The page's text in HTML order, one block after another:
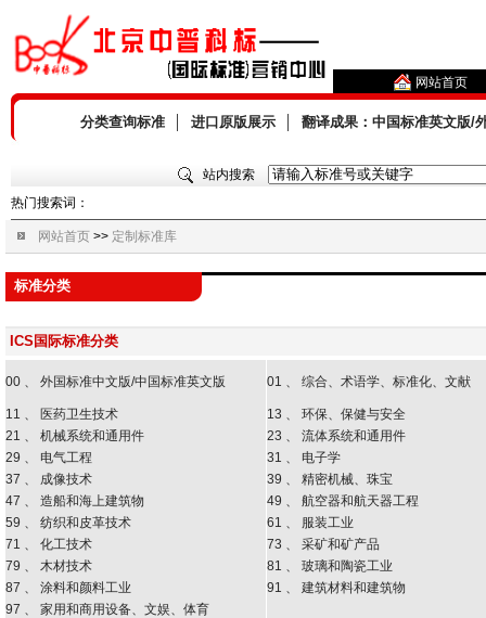
网站首页
分类查询标准 进口原版展示 翻译成果：中国标准英文版/
站内搜索
热门搜索词：
网站首页>> 定制标准库
标准分类
ICS国际标准分类
00 、 外国标准中文版/中国标准英文版 01 、 综合、术语学、标准化、文献
11 、 医药卫生技术
13 、 环保、保健与安全
21 、 机械系统和通用件
23 、 流体系统和通用件
29 、 电气工程
31 、 电子学
37 、 成像技术
39 、 精密机械、珠宝
47 、 造船和海上建筑物
49 、 航空器和航天器工程
59 、 纺织和皮革技术
61 、 服装工业
71 、 化工技术
73 、 采矿和矿产品
79 、 木材技术
81 、 玻璃和陶瓷工业
87 、 涂料和颜料工业
91 、 建筑材料和建筑物
97 、 家用和商用设备、文娱、体育